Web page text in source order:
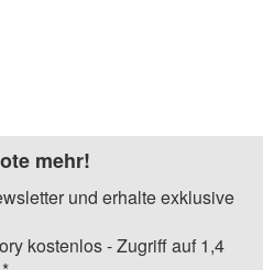
mehr!
und erhalte exklusive
kostenlos - Zugriff auf 1,4